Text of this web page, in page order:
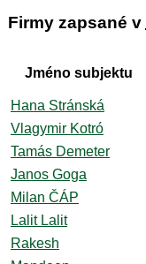
Firmy zapsané v
Jméno subjektu
Hana Stránská
Vlagymir Kotró
Tamás Demeter
Janos Goga
Milan ČÁP
Lalit Lalit
Rakesh